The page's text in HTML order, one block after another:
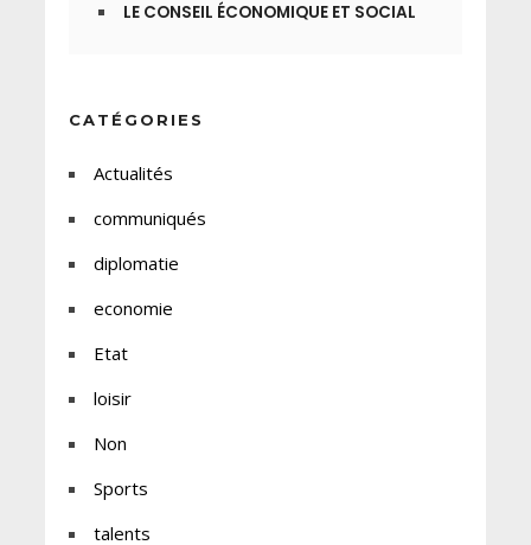
LE CONSEIL ÉCONOMIQUE ET SOCIAL
CATÉGORIES
Actualités
communiqués
diplomatie
economie
Etat
loisir
Non
Sports
talents